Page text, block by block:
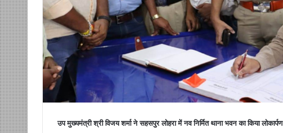
उप मुख्यमंत्री श्री विजय शर्मा ने सहसपुर लोहरा में नव निर्मित थाना भवन का किया लोकार्पण